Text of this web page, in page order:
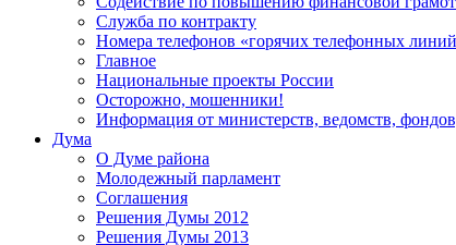
Служба по контракту
Номера телефонов «горячих телефонных
Главное
Национальные проекты России
Осторожно, мошенники!
Информация от министерств, ведомств,
Дума
О Думе района
Молодежный парламент
Соглашения
Решения Думы 2012
Решения Думы 2013